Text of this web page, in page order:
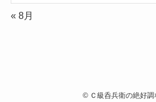
« 8月
©Ｃ級呑兵衛の絶好調